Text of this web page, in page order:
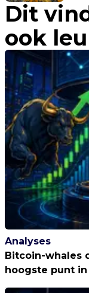
Dit
ook
Analyses
Bitcoin-whales
hoogste punt